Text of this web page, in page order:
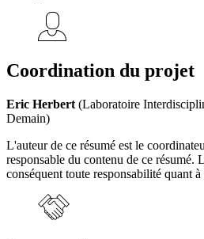
Coordination du projet
Eric Herbert (Laboratoire
Demain)
L'auteur de ce résumé est le
responsable du contenu de ce
conséquent toute responsabilité quant